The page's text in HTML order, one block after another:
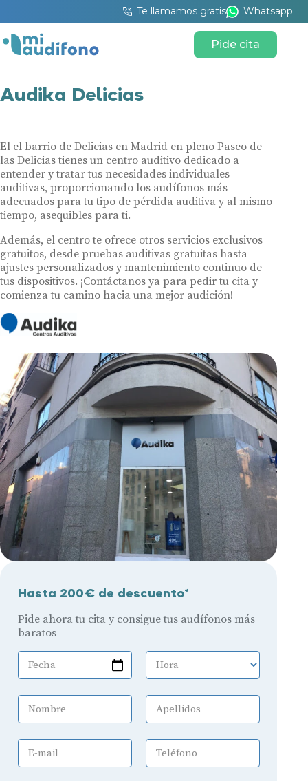
Te llamamos gratis Whatsapp
Pide cita
Audika Delicias
El el barrio de Delicias en Madrid en pleno Paseo de
las Delicias tienes un centro auditivo dedicado a
entender y tratar tus necesidades individuales
auditivas, proporcionando los audífonos más
adecuados para tu tipo de pérdida auditiva y al mismo
tiempo, asequibles para ti.
Además, el centro te ofrece otros servicios exclusivos
gratuitos, desde pruebas auditivas gratuitas hasta
ajustes personalizados y mantenimiento continuo de
tus dispositivos. ¡Contáctanos ya para pedir tu cita y
comienza tu camino hacia una mejor audición!
Hasta 200€ de descuento*
Pide ahora tu cita y consigue tus audífonos más
baratos
Fecha Hora
Nombre Apellidos
E-mail Teléfono